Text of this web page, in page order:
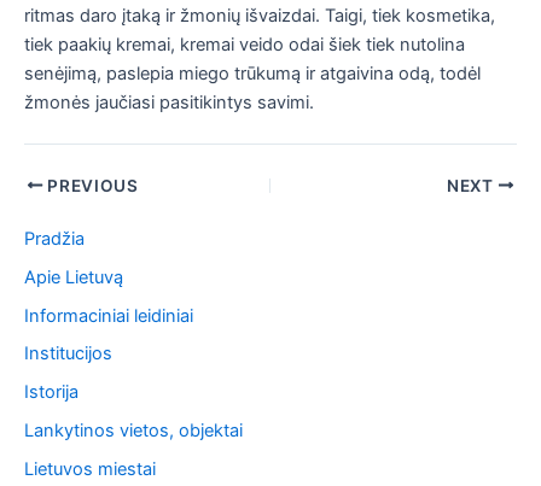
ritmas daro įtaką ir žmonių išvaizdai. Taigi, tiek kosmetika,
tiek paakių kremai, kremai veido odai šiek tiek nutolina
senėjimą, paslepia miego trūkumą ir atgaivina odą, todėl
žmonės jaučiasi pasitikintys savimi.
PostPREVIOUS NEXT
Pradžia
Apie Lietuvą
Informaciniai leidiniai
Institucijos
Istorija
Lankytinos vietos, objektai
Lietuvos miestai